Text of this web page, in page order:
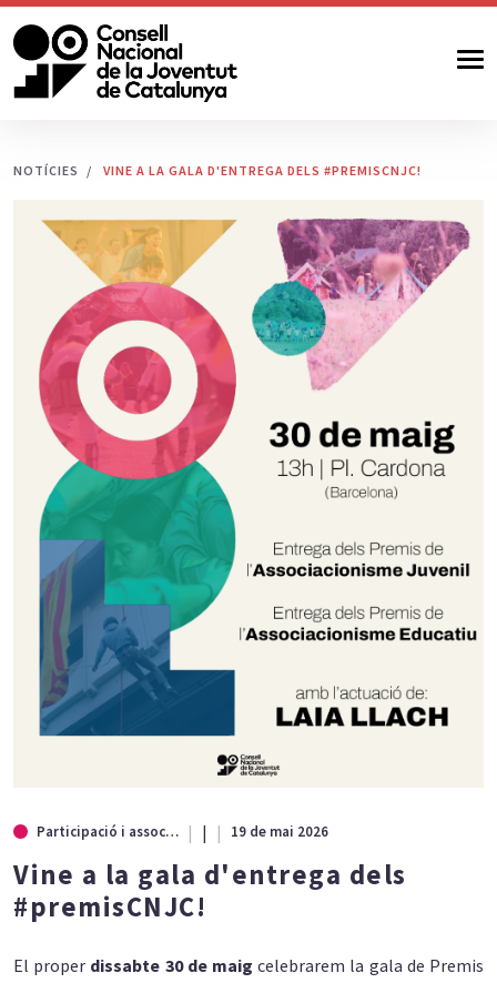
NOTÍCIES VINE A LA GALA D'ENTREGA DELS #PREMISCNJC!
Participació i associacionisme | 19 de mai 2026
Vine a la gala d'entrega dels
#premisCNJC!
El proper dissabte 30 de maig celebrarem la gala de Premis